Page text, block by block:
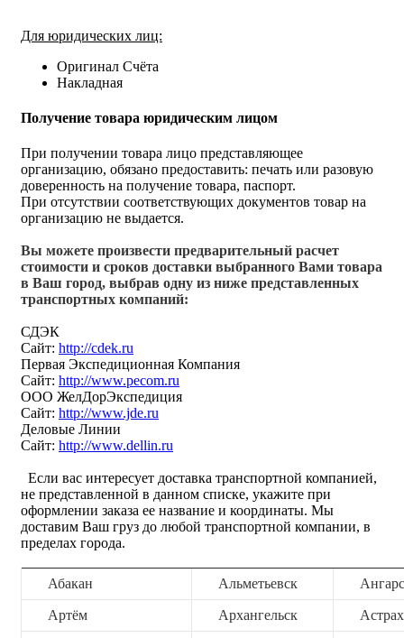
Для юридических лиц:
Оригинал Счёта
Накладная
Получение товара юридическим лицом
При получении товара лицо представляющее
организацию, обязано предоставить: печать или разовую
доверенность на получение товара, паспорт.
При отсутствии соответствующих документов товар на
организацию не выдается.
Вы можете произвести предварительный расчет
стоимости и сроков доставки выбранного Вами товара
в Ваш город, выбрав одну из ниже представленных
транспортных компаний:
СДЭК
Сайт: http://cdek.ru
Первая Экспедиционная Компания
Сайт: http://www.pecom.ru
ООО ЖелДорЭкспедиция
Сайт: http://www.jde.ru
Деловые Линии
Сайт: http://www.dellin.ru
Если вас интересует доставка транспортной компанией,
не представленной в данном списке, укажите при
оформлении заказа ее название и координаты. Мы
доставим Ваш груз до любой транспортной компании, в
пределах города.
Абакан Альметьевск
Артём Архангельск